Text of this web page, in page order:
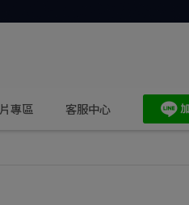
專區 客服中心